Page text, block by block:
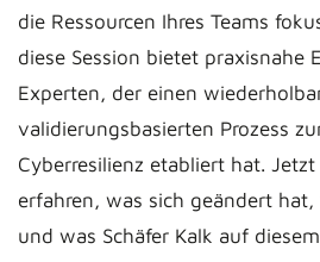
die Ressourcen Ihres Teams
diese Session bietet praxisnahe
Experten, der einen
validierungsbasierten Prozess
Cyberresilienz etabliert hat.
erfahren, was sich geändert
und was Schäfer Kalk auf